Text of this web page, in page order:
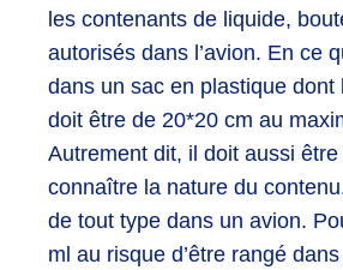
les contenants de liquide,
autorisés dans l’avion. En ce
dans un sac en plastique
doit être de 20*20 cm au
Autrement dit, il doit aussi
connaître la nature du
de tout type dans un avion.
ml au risque d’être rangé